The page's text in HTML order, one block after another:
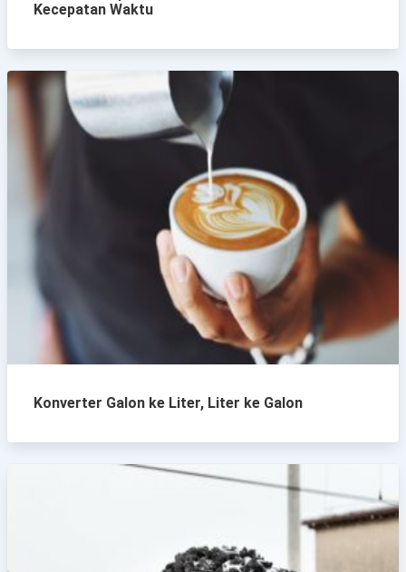
Kecepatan Waktu
Konverter Galon ke Liter, Liter ke Galon